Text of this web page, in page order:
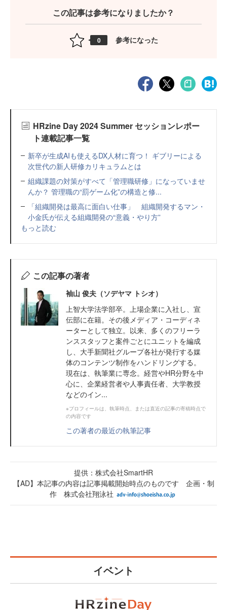
この記事は参考になりましたか？
0 参考になった
HRzine Day 2024 Summer セッションレポー
ト連載記事一覧
新卒が生成AIも使えるDX人材に育つ！ ギブリーによる
次世代の新人研修カリキュラムとは
組織課題の対策がすべて「管理職研修」になっていませ
んか？ 管理職の“罰ゲーム化”の構造と修...
「組織開発は最高に面白い仕事」 組織開発するマン・
小金氏が伝える組織開発の“意義・やり方”
もっと読む
この記事の著者
袖山 俊夫（ソデヤマ トシオ）
上智大学法学部卒。上場企業に入社し、宣
伝部に在籍。その後メディア・コーディネ
ーターとして独立。以来、多くのフリーラ
ンススタッフと案件ごとにユニットを編成
し、大手新聞社グループ各社が発行する媒
体のコンテンツ制作をハンドリングする。
現在は、執筆業に専念。経営やHR分野を中
心に、企業経営者や人事責任者、大学教授
などのイン...
※プロフィールは、執筆時点、または直近の記事の寄稿時点で
の内容です
この著者の最近の執筆記事
提供：株式会社SmartHR
【AD】本記事の内容は記事掲載開始時点のものです 企画・制
作 株式会社翔泳社
イベント